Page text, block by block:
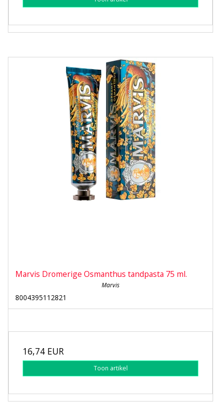
Marvis Dromerige Osmanthus tandpasta 75 ml.
Marvis
8004395112821
16,74 EUR
Toon artikel